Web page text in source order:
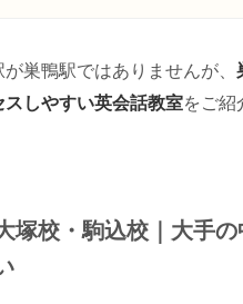
巣鴨駅ではありませんが、
しやすい英会話教室をご紹
塚校・駒込校｜大手